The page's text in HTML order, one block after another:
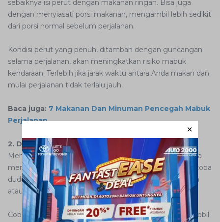
sebaiknya isi perut dengan makanan ringan. Bisa juga
dengan menyiasati porsi makanan, mengambil lebih sedikit
dari porsi normal sebelum perjalanan.
Kondisi perut yang penuh, ditambah dengan guncangan
selama perjalanan, akan meningkatkan risiko mabuk
kendaraan. Terlebih jika jarak waktu antara Anda makan dan
mulai perjalanan tidak terlalu jauh.
Baca juga: 7 Makanan Dan Minuman Pencegah Mabuk
Perjalanan
2. Duduk di Tempat yang Tepat
Mencari posisi duduk yang tepat dapat membantu Anda
mengurangi gejala mabuk perjalanan. AutoFamily bisa coba
duduk di tempat yang tidak terlalu dekat dengan mesin
atau bahan bakar.
Coba duduk pada bagian depan atau tengah-tengah mobil